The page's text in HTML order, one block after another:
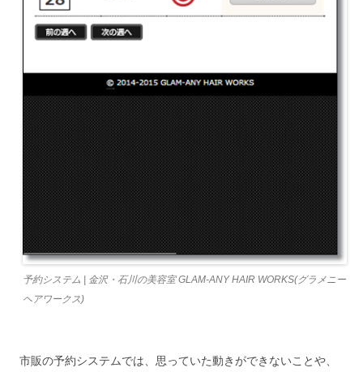
予約システム | 金沢・石川の美容室 GLAM-ANY HAIR WORKS(グラメニー
ヘアワークス)
市販の予約システムでは、思っていた動きができないことや、